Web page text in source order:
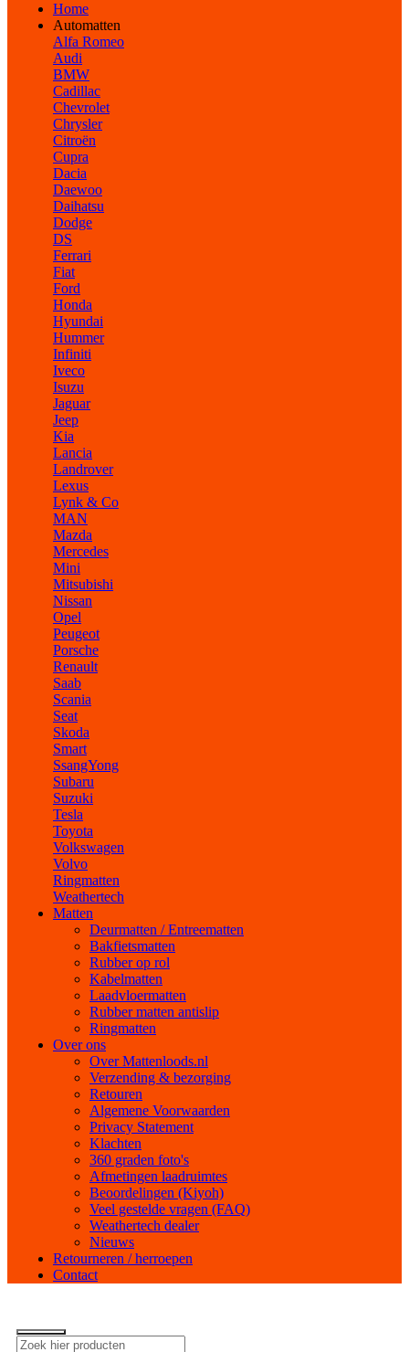
Home
Automatten
Alfa Romeo
Audi
BMW
Cadillac
Chevrolet
Chrysler
Citroën
Cupra
Dacia
Daewoo
Daihatsu
Dodge
DS
Ferrari
Fiat
Ford
Honda
Hyundai
Hummer
Infiniti
Iveco
Isuzu
Jaguar
Jeep
Kia
Lancia
Landrover
Lexus
Lynk & Co
MAN
Mazda
Mercedes
Mini
Mitsubishi
Nissan
Opel
Peugeot
Porsche
Renault
Saab
Scania
Seat
Skoda
Smart
SsangYong
Subaru
Suzuki
Tesla
Toyota
Volkswagen
Volvo
Ringmatten
Weathertech
Matten
Deurmatten / Entreematten
Bakfietsmatten
Rubber op rol
Kabelmatten
Laadvloermatten
Rubber matten antislip
Ringmatten
Over ons
Over Mattenloods.nl
Verzending & bezorging
Retouren
Algemene Voorwaarden
Privacy Statement
Klachten
360 graden foto's
Afmetingen laadruimtes
Beoordelingen (Kiyoh)
Veel gestelde vragen (FAQ)
Weathertech dealer
Nieuws
Retourneren / herroepen
Contact